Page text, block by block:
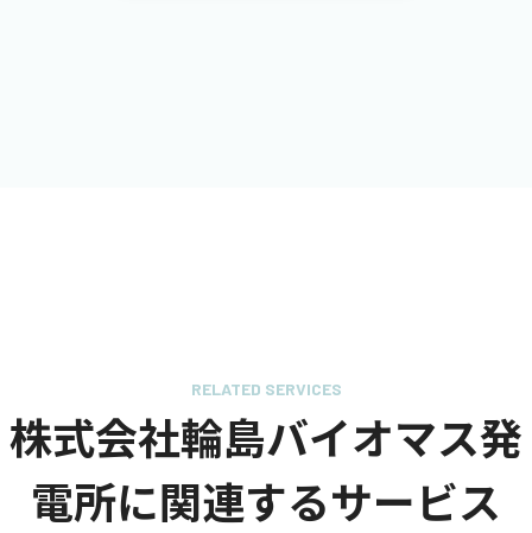
RELATED SERVICES
株式会社輪島バイオマス発
電所に関連するサービス